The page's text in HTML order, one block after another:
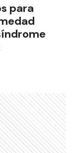
para